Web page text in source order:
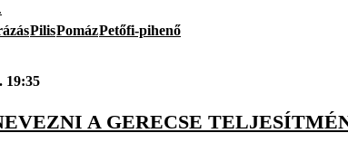
PilisPomázPetőfi-pihenő
19:35
A GERECSE